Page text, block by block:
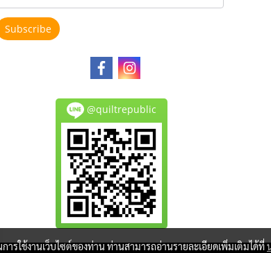
Subscribe
@quiltrepublic
รใช้งานเว็บไซต์ของท่าน ท่านสามารถอ่านรายละเอียดเพิ่มเติมได้ที่